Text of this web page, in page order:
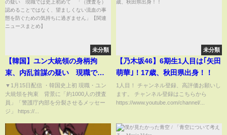
未分類
【韓国】ユン大統領の身柄拘
束、内乱首謀の疑い 現職では
史上初めて 「（捜査を）認め
ることではなく、望ましくない
流血の事態を防ぐための気持ち
まとめ】
▼1月15日配信 ・韓国史上初 現職・ユン
大統領を拘束 背景に「約1000人の捜査
員」「警護庁内部を分裂させるメッセー
ジ」 https://...
未分類
【乃木坂46】6期生1人目は｢矢田
萌華｣！17歳、秋田県出身！！
1人目！ チャンネル登録、高評価お願いし
ます。 チャンネル登録はこちらから
https://www.youtube.com/channel/...